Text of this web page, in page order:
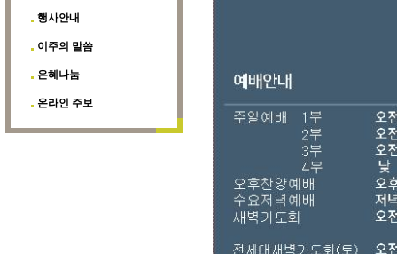
행사안내
이주의 말씀
은혜나눔
온라인 주보